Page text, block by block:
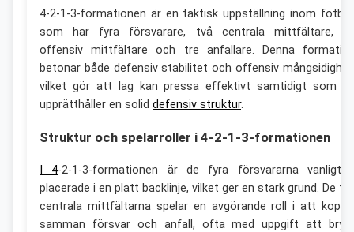
4-2-1-3-formationen är en taktisk uppställning inom
som har fyra försvarare, två centrala mittfältare,
offensiv mittfältare och tre anfallare. Denna
betonar både defensiv stabilitet och offensiv
vilket gör att lag kan pressa effektivt samtidigt som
upprätthåller en solid defensiv struktur.
Struktur och spelarroller i 4-2-1-3-formationen
I 4-2-1-3-formationen är de fyra försvararna
placerade i en platt backlinje, vilket ger en stark grund. De
centrala mittfältarna spelar en avgörande roll i att
samman försvar och anfall, ofta med uppgift att